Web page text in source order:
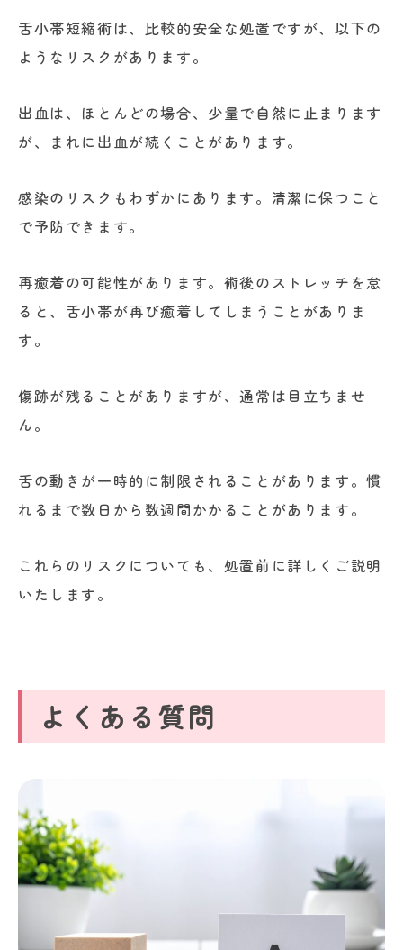
舌小帯短縮術は、比較的安全な処置ですが、以下の
ようなリスクがあります。
出血は、ほとんどの場合、少量で自然に止まります
が、まれに出血が続くことがあります。
感染のリスクもわずかにあります。清潔に保つこと
で予防できます。
再癒着の可能性があります。術後のストレッチを怠
ると、舌小帯が再び癒着してしまうことがありま
す。
傷跡が残ることがありますが、通常は目立ちませ
ん。
舌の動きが一時的に制限されることがあります。慣
れるまで数日から数週間かかることがあります。
これらのリスクについても、処置前に詳しくご説明
いたします。
よくある質問